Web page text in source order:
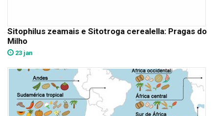
Sitophilus zeamais e Sitotroga cerealella: Pragas do
Milho
23 jan